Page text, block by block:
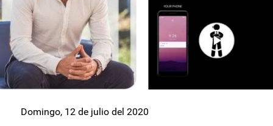
Domingo, 12 de julio del 2020